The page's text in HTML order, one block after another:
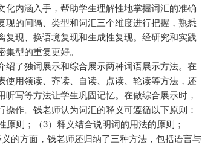
内涵入手，帮助学生理解性地掌握词汇的准确
的间隔、类型和词汇三个维度进行把握，熟悉
现、换语境复现和生成性复现。经研究和实践
型的重复更好。
了独词展示和综合展示两种词语展示方法。在
使用领读、齐读、自读、点读、轮读等方法，还
写等方法让学生巩固记忆。在做综合展示时，
作。钱老师认为词汇的释义可遵循以下原则：
原则；（3）释义结合说明词的用法的原则；
的方面，钱老师还归纳了三种方法，包括语言与